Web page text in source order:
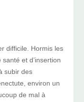
difficile. Hormis les
et d’insertion
subir des
environ un
de mal à